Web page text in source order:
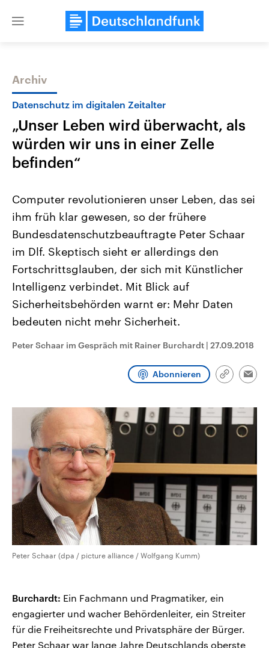
Close
Themen
2026
Alle Informationen
Sachsen-Anhalt wählt am 6.
September 2026 einen neuen
Landtag. Seit 2021 wird das
Bundesland von einer Koalition aus
CDU, SPD und FDP regiert.-
Umfragen, Prognosen,
und Hintergründe zu den Parteien
und Kandidaten der anstehenden
Wahl.
Aktuelle Beiträge,
Hintergründe
Wirtschaftlich und
gehören die Vereinigten
den mächtigsten Ländern
mit großem Einfluss auf
Sendungen Programm Podcasts
Archiv
Datenschutz im digitalen Zeitalter
„Unser Leben wird überwacht, als
würden wir uns in einer Zelle
befinden“
Computer revolutionieren unser Leben, das sei
ihm früh klar gewesen, so der frühere
Bundesdatenschutzbeauftragte Peter Schaar
im Dlf. Skeptisch sieht er allerdings den
Fortschrittsglauben, der sich mit Künstlicher
Intelligenz verbindet. Mit Blick auf
Sicherheitsbehörden warnt er: Mehr Daten
bedeuten nicht mehr Sicherheit.
Peter Schaar im Gespräch mit Rainer Burchardt | 27.09.2018
Abonnieren
Link
Peter Schaar (dpa / picture alliance / Wolfgang Kumm)
Burchardt: Ein Fachmann und Pragmatiker, ein
engagierter und wacher Behördenleiter, ein Streiter
für die Freiheitsrechte und Privatsphäre der Bürger.
Peter Schaar war lange Jahre Deutschlands oberste